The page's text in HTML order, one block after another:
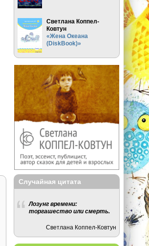
Светлана Коппел-
Ковтун
«Жена Океана
(DiskBook)»
Случайная цитата
Лозунг времени:
торгашество или смерть.
Светлана Коппел-Ковтун